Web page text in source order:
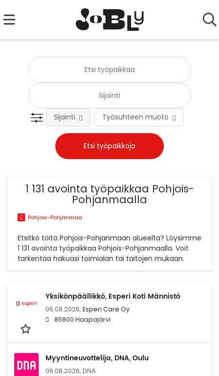
Työsuhteen muoto
Sijainti
1 131 avointa työpaikkaa Pohjois-
Pohjanmaalla
Pohjois-Pohjanmaa
Etsitkö töitä Pohjois-Pohjanmaan alueelta? Löysimme
1 131 avointa työpaikkaa Pohjois-Pohjanmaalla. Voit
tarkentaa hakuasi toimialan tai taitojen mukaan.
Yksikönpäällikkö, Esperi Koti Männistö
06.08.2026, Esperi Care Oy
85800 Haapajärvi
Myyntineuvottelija, DNA, Oulu
06.08.2026, DNA